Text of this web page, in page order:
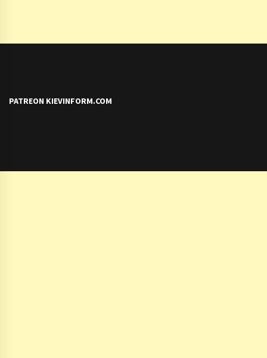
PATREON KIEVINFORM.COM